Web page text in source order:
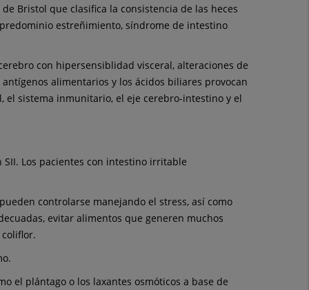
Bristol que clasifica la consistencia de las heces
estreñimiento, síndrome de intestino
con hipersensiblidad visceral, alteraciones de
alimentarios y los ácidos biliares provocan
sistema inmunitario, el eje cerebro-intestino y el
Los pacientes con intestino irritable
controlarse manejando el stress, así como
evitar alimentos que generen muchos
el plántago o los laxantes osmóticos a base de